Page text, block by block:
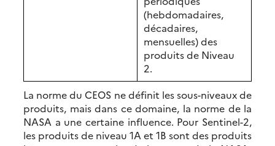
(hebdomadaires,
décadaires,
mensuelles) des
produits de Niveau
2.
La norme du CEOS ne définit les sous-niveaux de
produits, mais dans ce domaine, la norme de la
NASA a une certaine influence. Pour Sentinel-2,
les produits de niveau 1A et 1B sont des produits